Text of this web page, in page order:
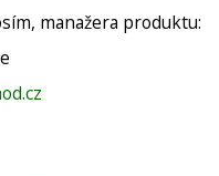
manažera produktu: